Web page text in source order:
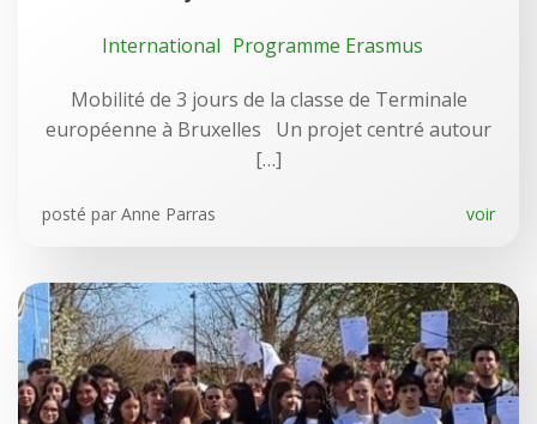
International Programme Erasmus
Mobilité de 3 jours de la classe de Terminale
européenne à Bruxelles Un projet centré autour
[…]
posté par Anne Parras voir